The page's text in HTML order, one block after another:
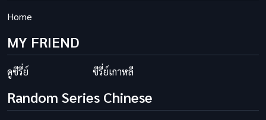
Home
MY FRIEND
ดูซีรี่ย์ ซีรี่ย์เกาหลี
Random Series Chinese